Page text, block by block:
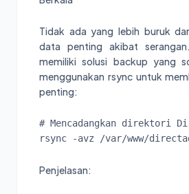
Tidak ada yang lebih buruk
data penting akibat
memiliki solusi backup yang
menggunakan rsync untuk
penting:
# Mencadangkan direktori
rsync -avz /var/www/
Penjelasan: